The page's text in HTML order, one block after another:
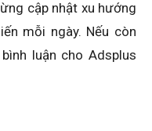
cập nhật xu hướng
mỗi ngày. Nếu còn
luận cho Adsplus